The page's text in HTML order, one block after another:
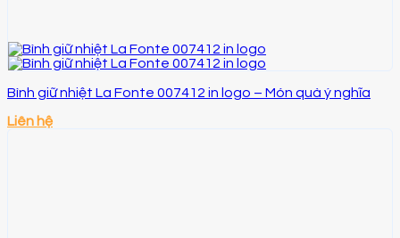
Bình giữ nhiệt La Fonte 007412 in logo – Món quà ý nghĩa
Liên hệ